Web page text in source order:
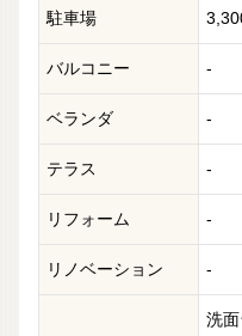
駐車場
バルコニー -
ベランダ -
テラス -
リフォーム -
リノベーション -
洗